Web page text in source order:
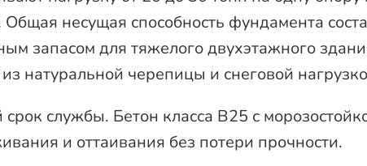
Общая несущая способность фундамента
запасом для тяжелого двухэтажного
натуральной черепицы и снеговой
службы. Бетон класса В25 с
и оттаивания без потери прочности.